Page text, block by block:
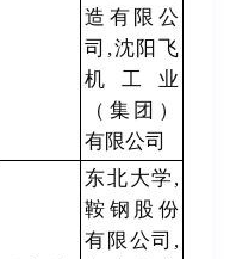
造有限公
司,沈阳飞
机工业
（集团）
有限公司
东北大学,
鞍钢股份
有限公司,